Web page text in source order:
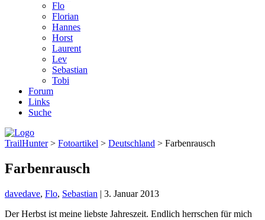
Flo
Florian
Hannes
Horst
Laurent
Lev
Sebastian
Tobi
Forum
Links
Suche
TrailHunter> Fotoartikel > Deutschland > Farbenrausch
Farbenrausch
davedave, Flo, Sebastian | 3. Januar 2013
Der Herbst ist meine liebste Jahreszeit. Endlich herrschen für mich